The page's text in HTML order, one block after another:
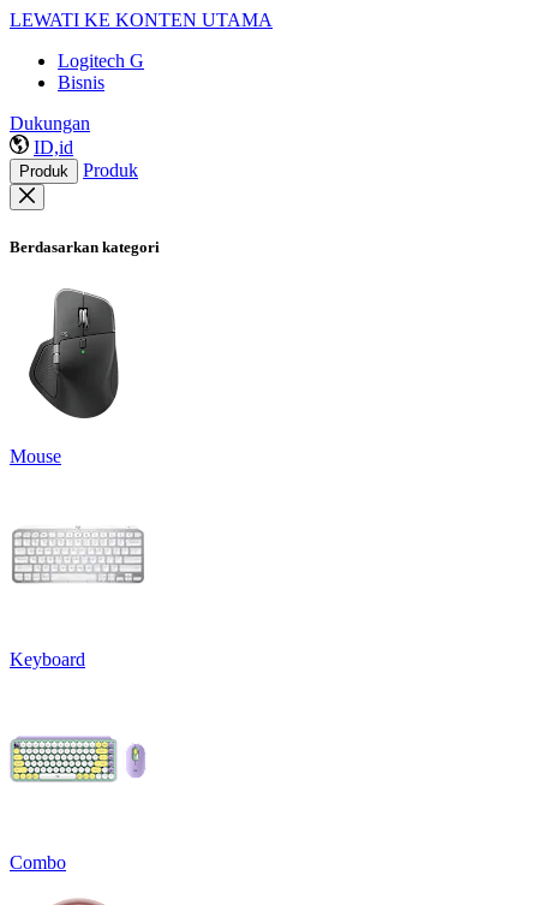
LEWATI KE KONTEN UTAMA
Logitech G
Bisnis
Dukungan
ID,id
Produk Produk
Berdasarkan kategori
Mouse
Keyboard
Combo